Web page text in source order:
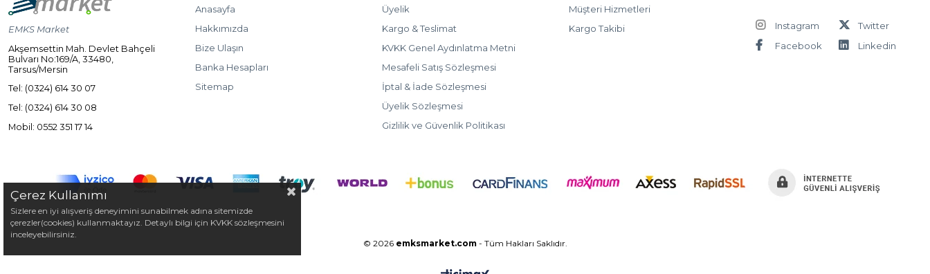
EMKS Market
Akşemsettin Mah. Devlet Bahçeli
Bulvarı No:169/A, 33480,
Tarsus/Mersin
Tel: (0324) 614 30 07
Tel: (0324) 614 30 08
Mobil: 0552 351 17 14
Anasayfa
Hakkımızda
Bize Ulaşın
Banka Hesapları
Sitemap
Üyelik
Kargo & Teslimat
KVKK Genel Aydınlatma Metni
Mesafeli Satış Sözleşmesi
İptal & İade Sözleşmesi
Üyelik Sözleşmesi
Gizlilik ve Güvenlik Politikası
Müşteri Hizmetleri
Kargo Takibi
Instagram
Twitter
Facebook
Linkedin
© 2026 emksmarket.com- Tüm Hakları Saklıdır.
Çerez Kullanımı
Sizlere en iyi alışveriş deneyimini sunabilmek adına sitemizde
çerezler(cookies) kullanmaktayız. Detaylı bilgi için KVKK sözleşmesini
inceleyebilirsiniz.